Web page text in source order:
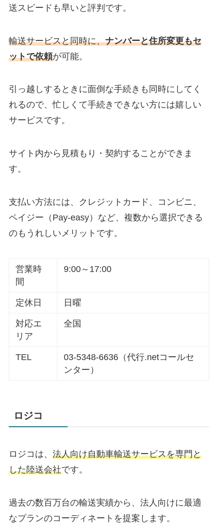
送スピードも早いと評判です。
輸送サービスと同時に、ナンバーと住所変更もセ
ットで依頼が可能。
引っ越しするときに面倒な手続きも同時にしてく
れるので、忙しくて手続きできない方には嬉しい
サービスです。
サイト内から見積もり・契約することができま
す。
支払い方法には、クレジットカード、コンビニ、
ペイジー（Pay-easy）など、複数から選択できる
のもうれしいメリットです。
営業時
間
9:00～17:00
定休日 日曜
対応エ
リア
全国
TEL
03-5348-6636（代行.netコールセ
ンター）
ロジコ
ロジコは、 法人向け自動車輸送サービスを専門と
した陸送会社です。
過去の数百万台の輸送実績から、法人向けに最適
なプランのコーディネートを提案します。